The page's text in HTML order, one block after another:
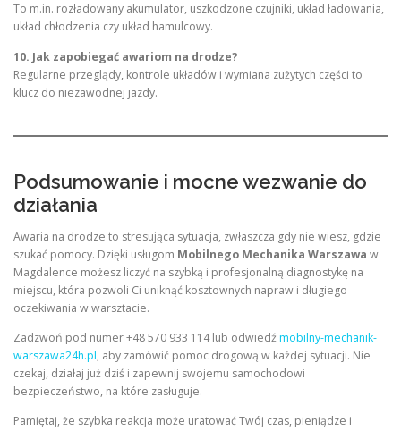
To m.in. rozładowany akumulator, uszkodzone czujniki, układ ładowania,
układ chłodzenia czy układ hamulcowy.
10. Jak zapobiegać awariom na drodze?
Regularne przeglądy, kontrole układów i wymiana zużytych części to
klucz do niezawodnej jazdy.
Podsumowanie i mocne wezwanie do
działania
Awaria na drodze to stresująca sytuacja, zwłaszcza gdy nie wiesz, gdzie
szukać pomocy. Dzięki usługom Mobilnego Mechanika Warszawa w
Magdalence możesz liczyć na szybką i profesjonalną diagnostykę na
miejscu, która pozwoli Ci uniknąć kosztownych napraw i długiego
oczekiwania w warsztacie.
Zadzwoń pod numer +48 570 933 114 lub odwiedźmobilny-mechanik-
warszawa24h.pl, aby zamówić pomoc drogową w każdej sytuacji. Nie
czekaj, działaj już dziś i zapewnij swojemu samochodowi
bezpieczeństwo, na które zasługuje.
Pamiętaj, że szybka reakcja może uratować Twój czas, pieniądze i